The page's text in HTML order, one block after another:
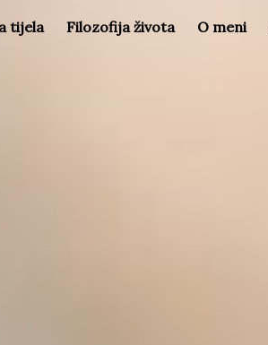
tijela Filozofija života O meni